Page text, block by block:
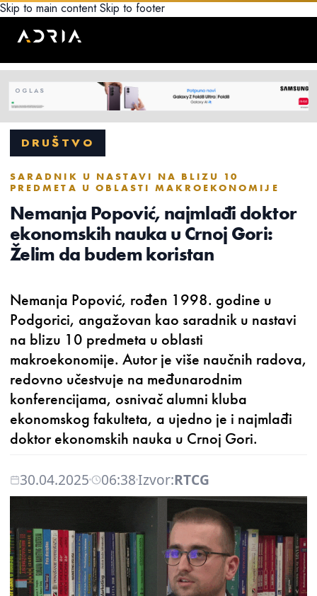
Skip to main content Skip to footer
DRUŠTVO
SARADNIK U NASTAVI NA BLIZU 10
PREDMETA U OBLASTI MAKROEKONOMIJE
Nemanja Popović, najmlađi doktor
ekonomskih nauka u Crnoj Gori:
Želim da budem koristan
Nemanja Popović, rođen 1998. godine u
Podgorici, angažovan kao saradnik u nastavi
na blizu 10 predmeta u oblasti
makroekonomije. Autor je više naučnih radova,
redovno učestvuje na međunarodnim
konferencijama, osnivač alumni kluba
ekonomskog fakulteta, a ujedno je i najmlađi
doktor ekonomskih nauka u Crnoj Gori.
30.04.2025 06:38Izvor:RTCG